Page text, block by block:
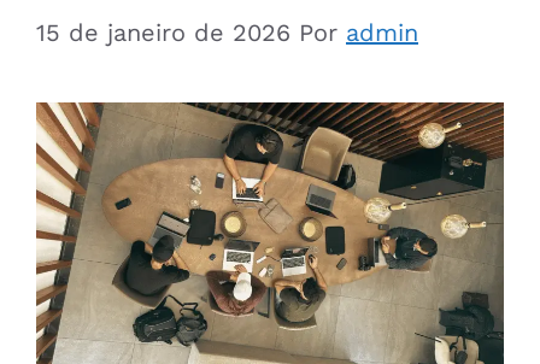
15 de janeiro de 2026 Por admin